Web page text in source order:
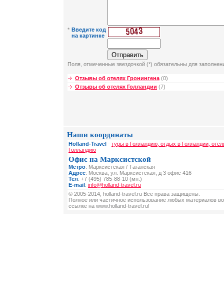
* Введите код
на картинке
Поля, отмеченные звездочкой (*) обязательны для
Отзывы об отелях Гронингена(0)
Отзывы об отелях Голландии (7)
Наши координаты
Holland-Travel - туры в Голландию, отдых в Голландии,
Голландию
Офис на Марксистской
Метро: Марксистская / Таганская
Адрес: Москва, ул. Марксистская, д 3 офис 416
Тел: +7 (495) 785-88-10 (мн.)
E-mail: info@holland-travel.ru
© 2005-2014, holland-travel.ru Все права защищены.
Полное или частичное использование любых материалов
ссылке на www.holland-travel.ru!